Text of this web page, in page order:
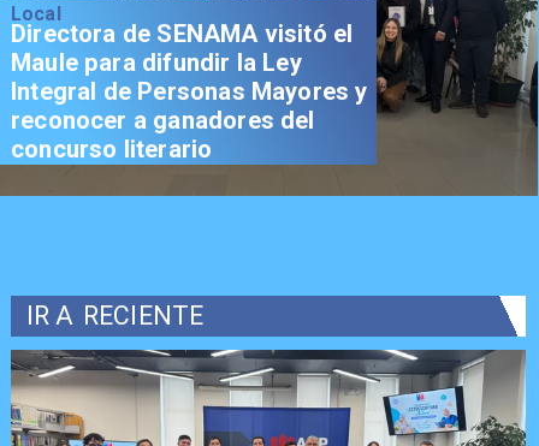
Local
Directora de SENAMA visitó el
Maule para difundir la Ley
Integral de Personas Mayores y
reconocer a ganadores del
concurso literario
IR A RECIENTE